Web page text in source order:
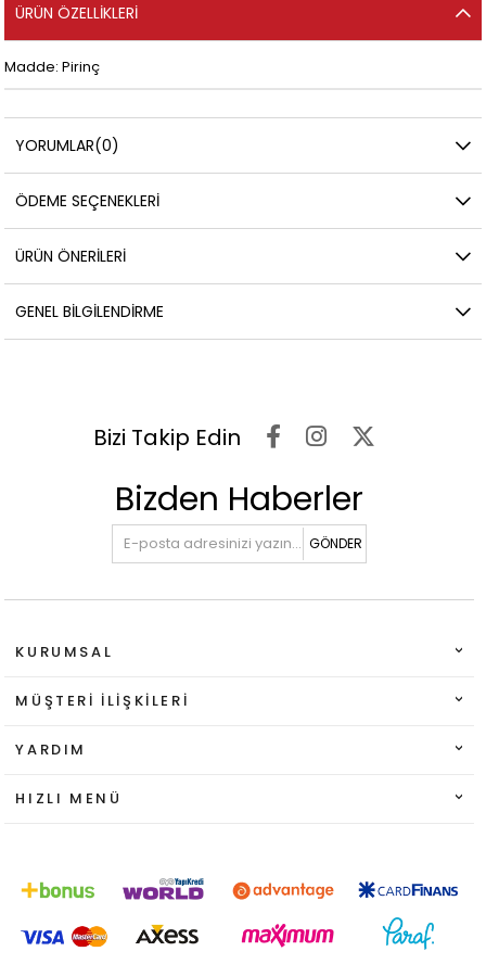
ÜRÜN ÖZELLIKLERI
Madde: Pirinç
YORUMLAR(0)
ÖDEME SEÇENEKLERI
ÜRÜN ÖNERILERI
GENEL BILGILENDIRME
Bizi Takip Edin
Bizden Haberler
GÖNDER
KURUMSAL
MÜŞTERI İLIŞKILERI
YARDIM
HIZLI MENÜ